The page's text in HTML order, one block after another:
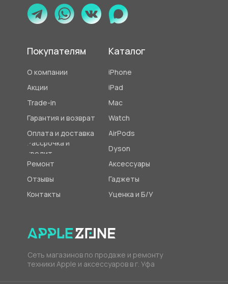
О компании
Акции
Trade-in
Сеть магазинов по продаже и ремонту
техники Apple и аксессуаров в г. Уфа
Гарантия и возврат
Оплата и доставка
Рассрочка и
кредит
Ремонт
Отзывы
Контакты
Покупателям
iPhone
iPad
Mac
Watch
AirPods
Каталог
Аксессуары
Гаджеты
Уценка и Б/У
Dyson